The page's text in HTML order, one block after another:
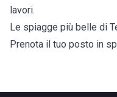
lavori.
Le spiagge più belle di
Prenota il tuo posto in